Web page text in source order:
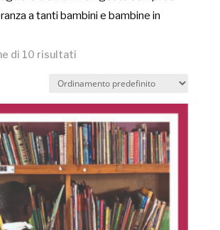
a tanti bambini e bambine in
di 10 risultati